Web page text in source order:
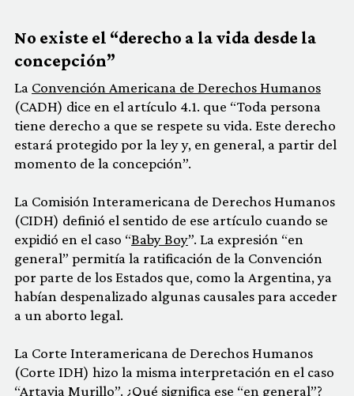
No existe el “derecho a la vida desde la
concepción”
La Convención Americana de Derechos Humanos
(CADH) dice en el artículo 4.1. que “Toda persona
tiene derecho a que se respete su vida. Este derecho
estará protegido por la ley y, en general, a partir del
momento de la concepción”.
La Comisión Interamericana de Derechos Humanos
(CIDH) definió el sentido de ese artículo cuando se
expidió en el caso “Baby Boy”. La expresión “en
general” permitía la ratificación de la Convención
por parte de los Estados que, como la Argentina, ya
habían despenalizado algunas causales para acceder
a un aborto legal.
La Corte Interamericana de Derechos Humanos
(Corte IDH) hizo la misma interpretación en el caso
“Artavia Murillo”. ¿Qué significa ese “en general”?